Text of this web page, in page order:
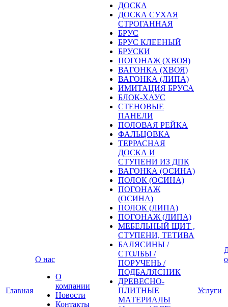
Главная
О нас
О
компании
Новости
Контакты
ДОСКА
ДОСКА СУХАЯ
СТРОГАННАЯ
БРУС
БРУС КЛЕЕНЫЙ
БРУСКИ
ПОГОНАЖ (ХВОЯ)
ВАГОНКА (ХВОЯ)
ВАГОНКА (ЛИПА)
ИМИТАЦИЯ БРУСА
БЛОК-ХАУС
СТЕНОВЫЕ
ПАНЕЛИ
ПОЛОВАЯ РЕЙКА
ФАЛЬЦОВКА
ТЕРРАСНАЯ
ДОСКА И
СТУПЕНИ ИЗ ДПК
ВАГОНКА (ОСИНА)
ПОЛОК (ОСИНА)
ПОГОНАЖ
(ОСИНА)
ПОЛОК (ЛИПА)
ПОГОНАЖ (ЛИПА)
МЕБЕЛЬНЫЙ ЩИТ ,
СТУПЕНИ, ТЕТИВА
БАЛЯСИНЫ /
СТОЛБЫ /
ПОРУЧЕНЬ /
ПОДБАЛЯСНИК
ДРЕВЕСНО-
ПЛИТНЫЕ
МАТЕРИАЛЫ
Услуги